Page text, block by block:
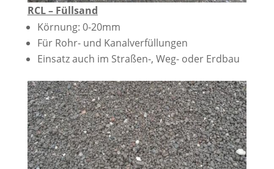
RCL – Füllsand
Körnung: 0-20mm
Für Rohr- und Kanalverfüllungen
Einsatz auch im Straßen-, Weg- oder Erdbau